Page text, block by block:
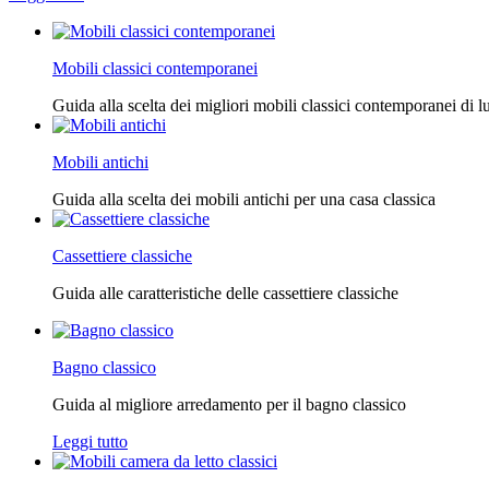
Mobili classici contemporanei
Guida alla scelta dei migliori mobili classici contemporanei di
Mobili antichi
Guida alla scelta dei mobili antichi per una casa classica
Cassettiere classiche
Guida alle caratteristiche delle cassettiere classiche
Bagno classico
Guida al migliore arredamento per il bagno classico
Leggi tutto